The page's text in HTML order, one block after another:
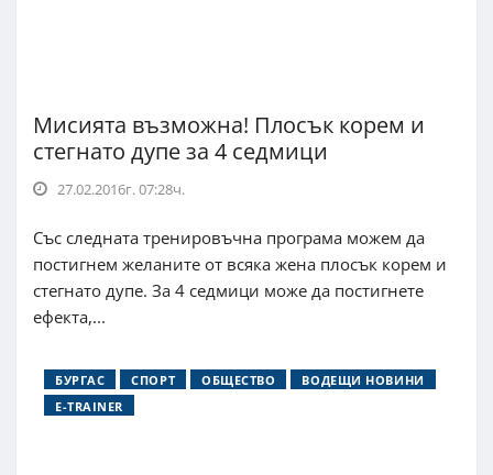
Мисията възможна! Плосък корем и
стегнато дупе за 4 седмици
27.02.2016г. 07:28ч.
Със следната тренировъчна програма можем да
постигнем желаните от всяка жена плосък корем и
стегнато дупе. За 4 седмици може да постигнете
ефекта,...
БУРГАС СПОРТ ОБЩЕСТВО
ВОДЕЩИ НОВИНИ
E-TRAINER